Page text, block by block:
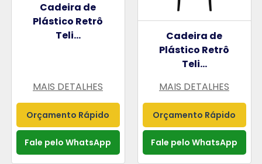
Cadeira de
Plástico Retrô
Teli...
MAIS DETALHES
Orçamento Rápido
Fale pelo WhatsApp
Cadeira de
Plástico Retrô
Teli...
MAIS DETALHES
Orçamento Rápido
Fale pelo WhatsApp